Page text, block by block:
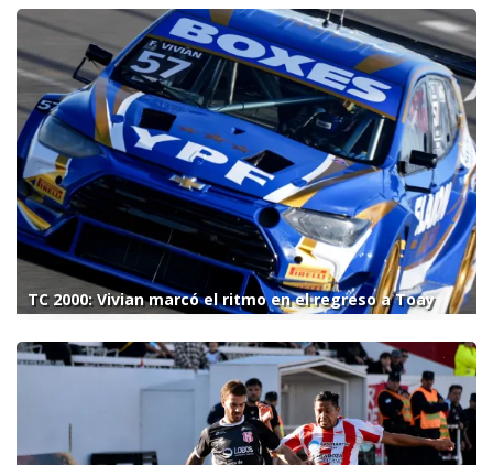
TC 2000: Vivian marcó el ritmo en el regreso a Toay